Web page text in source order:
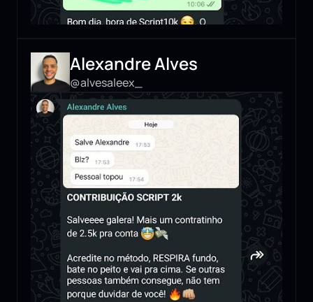
Alexandre Alves
@alvesaleex_